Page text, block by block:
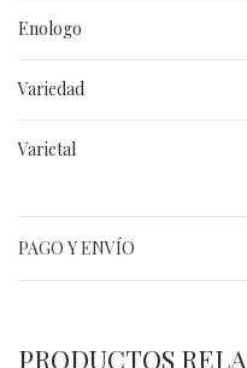
Enologo
Variedad
Varietal
PAGO Y ENVÍO
PRODUCTOS